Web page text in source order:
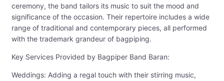
ceremony, the band tailors its music to suit the mood and
significance of the occasion. Their repertoire includes a wide
range of traditional and contemporary pieces, all performed
with the trademark grandeur of bagpiping.
Key Services Provided by Bagpiper Band Baran:
Weddings: Adding a regal touch with their stirring music,